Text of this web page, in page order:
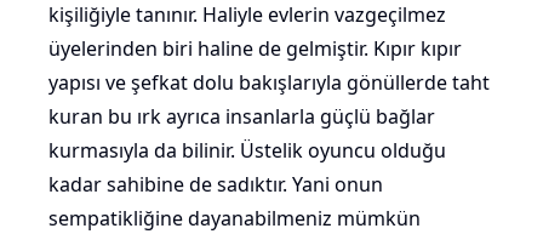
kişiliğiyle tanınır. Haliyle evlerin vazgeçilmez
üyelerinden biri haline de gelmiştir. Kıpır kıpır
yapısı ve şefkat dolu bakışlarıyla gönüllerde taht
kuran bu ırk ayrıca insanlarla güçlü bağlar
kurmasıyla da bilinir. Üstelik oyuncu olduğu
kadar sahibine de sadıktır. Yani onun
sempatikliğine dayanabilmeniz mümkün